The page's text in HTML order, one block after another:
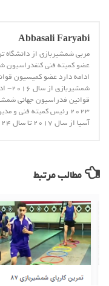
Abbasali Faryabi
مربی شمشیربازی از دانشگاه
ادامه دارد عضو کمیسیون
2023 رئیس کمیته فنی و
آسیا از سال 2017 تا سال 2024
مطالب مرتبط